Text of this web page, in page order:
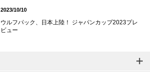
2023/10/10
ウルフパック、日本上陸！ ジャパンカップ2023プレ
ビュー